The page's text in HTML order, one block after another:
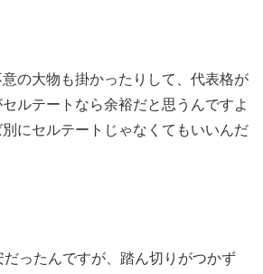
の大物も掛かったりして、代表格が
ルテートなら余裕だと思うんですよ
にセルテートじゃなくてもいいんだ
ったんですが、踏ん切りがつかず